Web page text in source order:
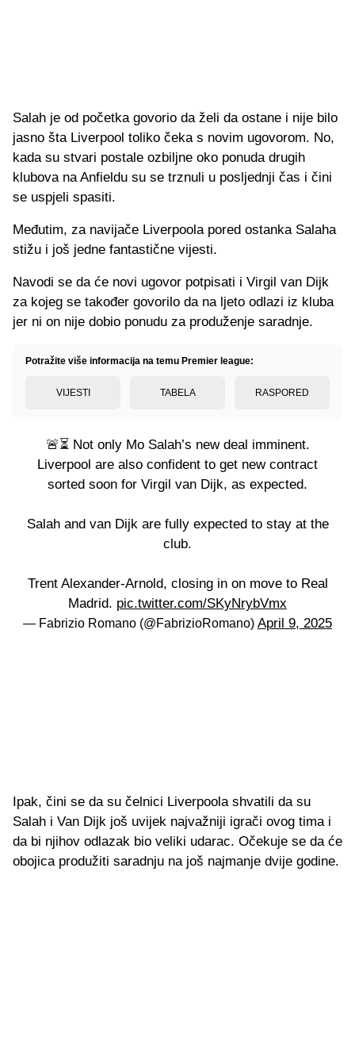
Salah je od početka govorio da želi da ostane i nije bilo
jasno šta Liverpool toliko čeka s novim ugovorom. No,
kada su stvari postale ozbiljne oko ponuda drugih
klubova na Anfieldu su se trznuli u posljednji čas i čini
se uspjeli spasiti.
Međutim, za navijače Liverpoola pored ostanka Salaha
stižu i još jedne fantastične vijesti.
Navodi se da će novi ugovor potpisati i Virgil van Dijk
za kojeg se također govorilo da na ljeto odlazi iz kluba
jer ni on nije dobio ponudu za produženje saradnje.
Potražite više informacija na temu Premier league:
VIJESTI TABELA RASPORED
🚨⏳ Not only Mo Salah’s new deal imminent.
Liverpool are also confident to get new contract
sorted soon for Virgil van Dijk, as expected.
Salah and van Dijk are fully expected to stay at the
club.
Trent Alexander-Arnold, closing in on move to Real
Madrid. pic.twitter.com/SKyNrybVmx
— Fabrizio Romano (@FabrizioRomano) April 9, 2025
Ipak, čini se da su čelnici Liverpoola shvatili da su
Salah i Van Dijk još uvijek najvažniji igrači ovog tima i
da bi njihov odlazak bio veliki udarac. Očekuje se da će
obojica produžiti saradnju na još najmanje dvije godine.